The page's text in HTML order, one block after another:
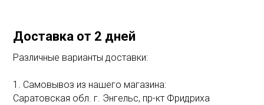
Доставка от 2 дней
Различные варианты доставки:
1. Самовывоз из нашего магазина:
Саратовская обл. г. Энгельс, пр-кт Фридриха